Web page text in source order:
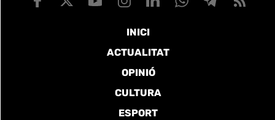
INICI
ACTUALITAT
OPINIÓ
CULTURA
ESPORT